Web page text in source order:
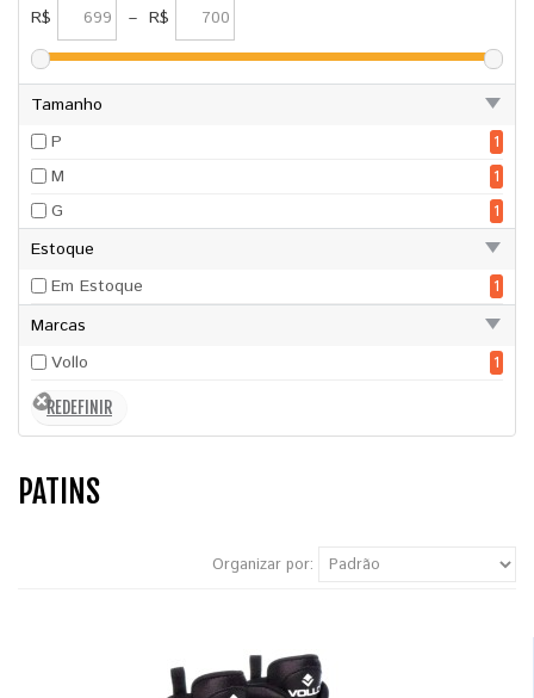
R$ – R$
Tamanho
P
1
M
1
G
1
Estoque
Em Estoque
1
Marcas
Vollo
1
PATINS
Organizar por: